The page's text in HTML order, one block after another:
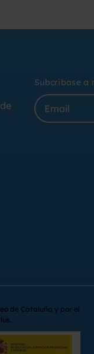
Subcribase a
de Cataluña y por el